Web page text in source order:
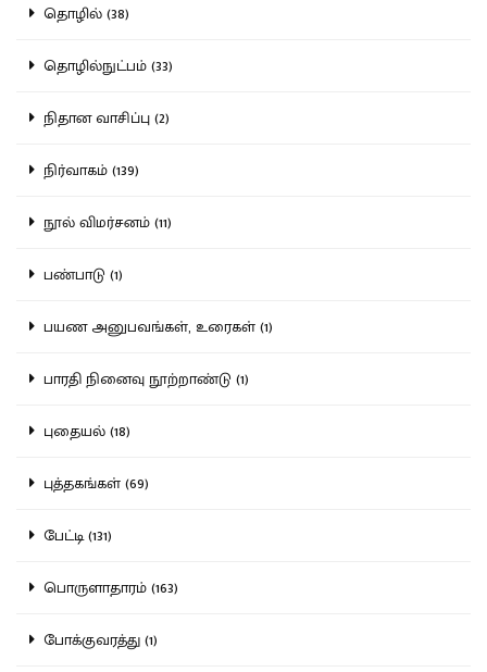
தொழில் (38)
தொழில்நுட்பம் (33)
நிதான வாசிப்பு (2)
நிர்வாகம் (139)
நூல் விமர்சனம் (11)
பண்பாடு (1)
பயண அனுபவங்கள், உரைகள் (1)
பாரதி நினைவு நூற்றாண்டு (1)
புதையல் (18)
புத்தகங்கள் (69)
பேட்டி (131)
பொருளாதாரம் (163)
போக்குவரத்து (1)